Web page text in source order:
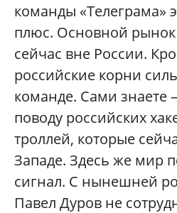
команды «Телеграма»
плюс. Основной рынок
сейчас вне России.
российские корни
команде. Сами знаете
поводу российских
троллей, которые
Западе. Здесь же мир
сигнал. С нынешней
Павел Дуров не